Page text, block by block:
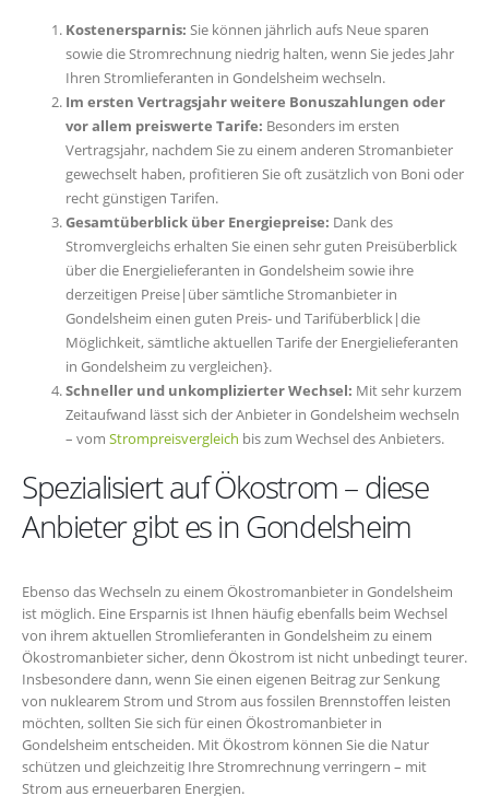
Kostenersparnis: Sie können jährlich aufs Neue sparen
sowie die Stromrechnung niedrig halten, wenn Sie jedes Jahr
Ihren Stromlieferanten in Gondelsheim wechseln.
Im ersten Vertragsjahr weitere Bonuszahlungen oder
vor allem preiswerte Tarife: Besonders im ersten
Vertragsjahr, nachdem Sie zu einem anderen Stromanbieter
gewechselt haben, profitieren Sie oft zusätzlich von Boni oder
recht günstigen Tarifen.
Gesamtüberblick über Energiepreise: Dank des
Stromvergleichs erhalten Sie einen sehr guten Preisüberblick
über die Energielieferanten in Gondelsheim sowie ihre
derzeitigen Preise|über sämtliche Stromanbieter in
Gondelsheim einen guten Preis- und Tarifüberblick|die
Möglichkeit, sämtliche aktuellen Tarife der Energielieferanten
in Gondelsheim zu vergleichen}.
Schneller und unkomplizierter Wechsel: Mit sehr kurzem
Zeitaufwand lässt sich der Anbieter in Gondelsheim wechseln
– vom Strompreisvergleich bis zum Wechsel des Anbieters.
Spezialisiert auf Ökostrom – diese
Anbieter gibt es in Gondelsheim
Ebenso das Wechseln zu einem Ökostromanbieter in Gondelsheim
ist möglich. Eine Ersparnis ist Ihnen häufig ebenfalls beim Wechsel
von ihrem aktuellen Stromlieferanten in Gondelsheim zu einem
Ökostromanbieter sicher, denn Ökostrom ist nicht unbedingt teurer.
Insbesondere dann, wenn Sie einen eigenen Beitrag zur Senkung
von nuklearem Strom und Strom aus fossilen Brennstoffen leisten
möchten, sollten Sie sich für einen Ökostromanbieter in
Gondelsheim entscheiden. Mit Ökostrom können Sie die Natur
schützen und gleichzeitig Ihre Stromrechnung verringern – mit
Strom aus erneuerbaren Energien.